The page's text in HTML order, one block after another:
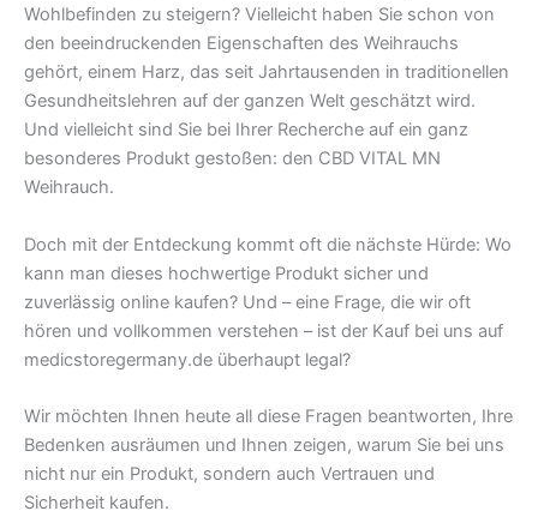
Wohlbefinden zu steigern? Vielleicht haben Sie schon von
den beeindruckenden Eigenschaften des Weihrauchs
gehört, einem Harz, das seit Jahrtausenden in traditionellen
Gesundheitslehren auf der ganzen Welt geschätzt wird.
Und vielleicht sind Sie bei Ihrer Recherche auf ein ganz
besonderes Produkt gestoßen: den CBD VITAL MN
Weihrauch.
Doch mit der Entdeckung kommt oft die nächste Hürde: Wo
kann man dieses hochwertige Produkt sicher und
zuverlässig online kaufen? Und – eine Frage, die wir oft
hören und vollkommen verstehen – ist der Kauf bei uns auf
medicstoregermany.de überhaupt legal?
Wir möchten Ihnen heute all diese Fragen beantworten, Ihre
Bedenken ausräumen und Ihnen zeigen, warum Sie bei uns
nicht nur ein Produkt, sondern auch Vertrauen und
Sicherheit kaufen.